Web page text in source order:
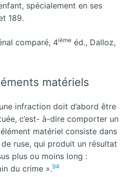
spécialement en ses
189.
comparé, 4ième éd., Dalloz,
matériels
infraction doit d’abord être
c’est- à-dire comporter un
matériel consiste dans
ruse, qui produit un résultat
plus ou moins long :
du crime ».94